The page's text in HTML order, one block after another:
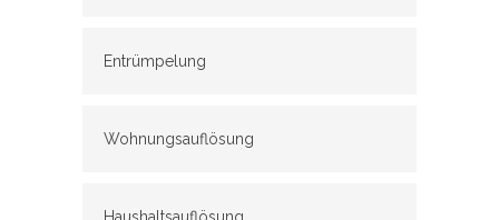
Entrümpelung
Wohnungsauflösung